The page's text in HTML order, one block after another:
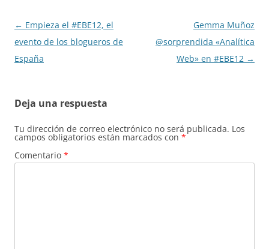
Navegación
de
entradas
← Empieza el #EBE12, el
evento de los blogueros de
España
Gemma Muñoz
@sorprendida «Analítica
Web» en #EBE12 →
Deja una respuesta
Tu dirección de correo electrónico no será publicada. Los
campos obligatorios están marcados con *
Comentario *